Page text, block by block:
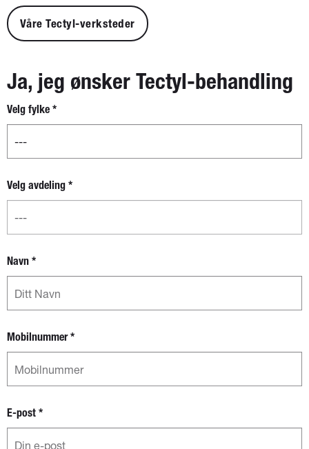
Våre Tectyl-verksteder
Ja, jeg ønsker Tectyl-behandling
Nytt
skjema -
separat
boks for
avdeling
Velg fylke *
Velg avdeling *
Navn *
Mobilnummer*
E-post *